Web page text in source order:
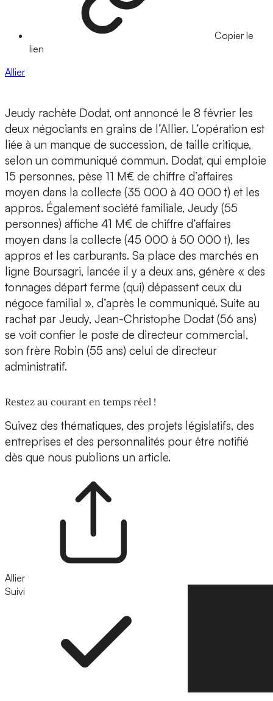
Copier le
lien
Allier
Jeudy rachète Dodat, ont annoncé le 8 février les
deux négociants en grains de l’Allier. L’opération est
liée à un manque de succession, de taille critique,
selon un communiqué commun. Dodat, qui emploie
15 personnes, pèse 11 M€ de chiffre d’affaires
moyen dans la collecte (35 000 à 40 000 t) et les
appros. Également société familiale, Jeudy (55
personnes) affiche 41 M€ de chiffre d’affaires
moyen dans la collecte (45 000 à 50 000 t), les
appros et les carburants. Sa place des marchés en
ligne Boursagri, lancée il y a deux ans, génère « des
tonnages départ ferme (qui) dépassent ceux du
négoce familial », d’après le communiqué. Suite au
rachat par Jeudy, Jean-Christophe Dodat (56 ans)
se voit confier le poste de directeur commercial,
son frère Robin (55 ans) celui de directeur
administratif.
Restez au courant en temps réel !
Suivez des thématiques, des projets législatifs, des
entreprises et des personnalités pour être notifié
dès que nous publions un article.
Allier
Suivi